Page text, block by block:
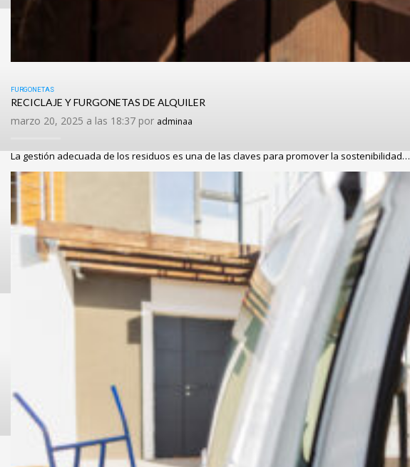
FURGONETAS
RECICLAJE Y FURGONETAS DE ALQUILER
marzo 20, 2025 a las 18:37 por adminaa
La gestión adecuada de los residuos es una de las claves para promover la sostenibilidad…